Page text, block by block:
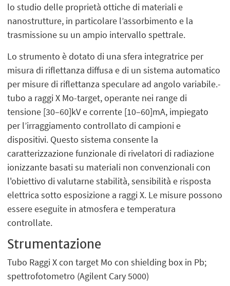
lo studio delle proprietà ottiche di materiali e
nanostrutture, in particolare l’assorbimento e la
trasmissione su un ampio intervallo spettrale.
Lo strumento è dotato di una sfera integratrice per
misura di riflettanza diffusa e di un sistema automatico
per misure di riflettanza speculare ad angolo variabile.-
tubo a raggi X Mo-target, operante nei range di
tensione [30–60]kV e corrente [10–60]mA, impiegato
per l’irraggiamento controllato di campioni e
dispositivi. Questo sistema consente la
caratterizzazione funzionale di rivelatori di radiazione
ionizzante basati su materiali non convenzionali con
l'obiettivo di valutarne stabilità, sensibilità e risposta
elettrica sotto esposizione a raggi X. Le misure possono
essere eseguite in atmosfera e temperatura
controllate.
Strumentazione
Tubo Raggi X con target Mo con shielding box in Pb;
spettrofotometro (Agilent Cary 5000)